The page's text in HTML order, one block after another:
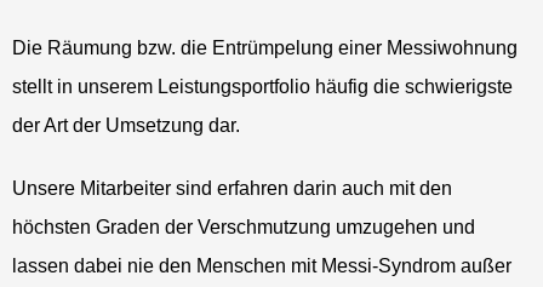
Die Räumung bzw. die Entrümpelung einer Messiwohnung
stellt in unserem Leistungsportfolio häufig die schwierigste
der Art der Umsetzung dar.
Unsere Mitarbeiter sind erfahren darin auch mit den
höchsten Graden der Verschmutzung umzugehen und
lassen dabei nie den Menschen mit Messi-Syndrom außer